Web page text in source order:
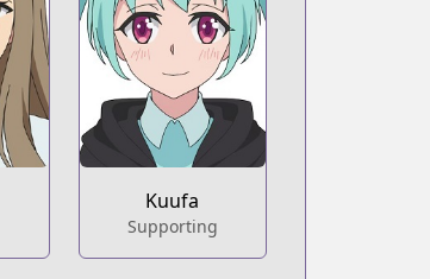
Kuufa
Supporting